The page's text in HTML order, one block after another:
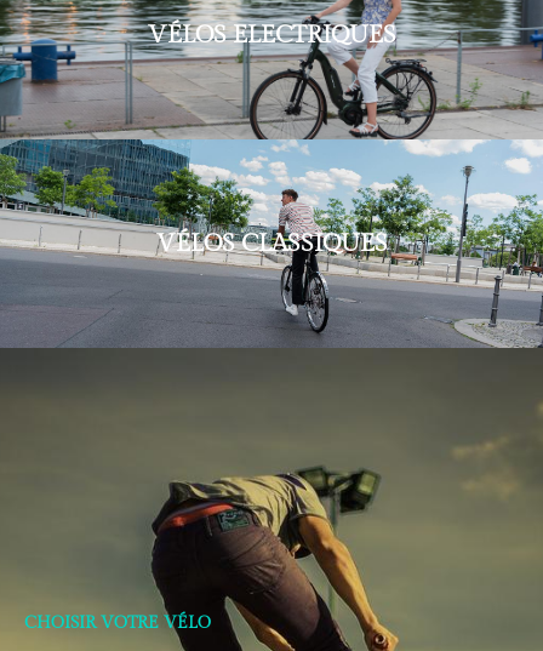
VÉLOS ELECTRIQUES
VÉLOS CLASSIQUES
CHOISIR VOTRE VÉLO